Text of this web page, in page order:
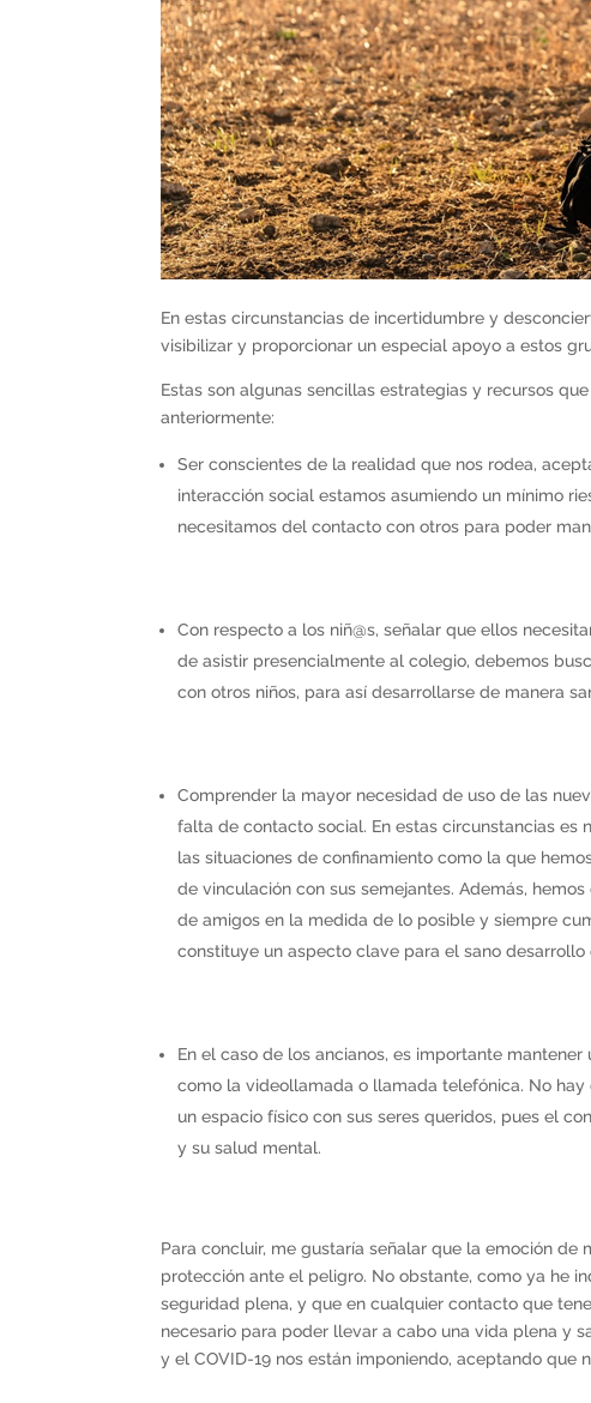
En estas circunstancias de incertidumbre y
visibilizar y proporcionar un especial apoyo a estos
Estas son algunas sencillas estrategias y recursos
anteriormente:
Ser conscientes de la realidad que nos rodea,
interacción social estamos asumiendo un mínimo
necesitamos del contacto con otros para poder
Con respecto a los niñ@s, señalar que ellos
de asistir presencialmente al colegio, debemos
con otros niños, para así desarrollarse de manera
Comprender la mayor necesidad de uso de las
falta de contacto social. En estas circunstancias es
las situaciones de confinamiento como la que
de vinculación con sus semejantes. Además,
de amigos en la medida de lo posible y siempre
constituye un aspecto clave para el sano desarrollo
En el caso de los ancianos, es importante
como la videollamada o llamada telefónica. No
un espacio físico con sus seres queridos, pues el
y su salud mental.
Para concluir, me gustaría señalar que la emoción
protección ante el peligro. No obstante, como ya he
seguridad plena, y que en cualquier contacto que
necesario para poder llevar a cabo una vida plena y
y el COVID-19 nos están imponiendo, aceptando que